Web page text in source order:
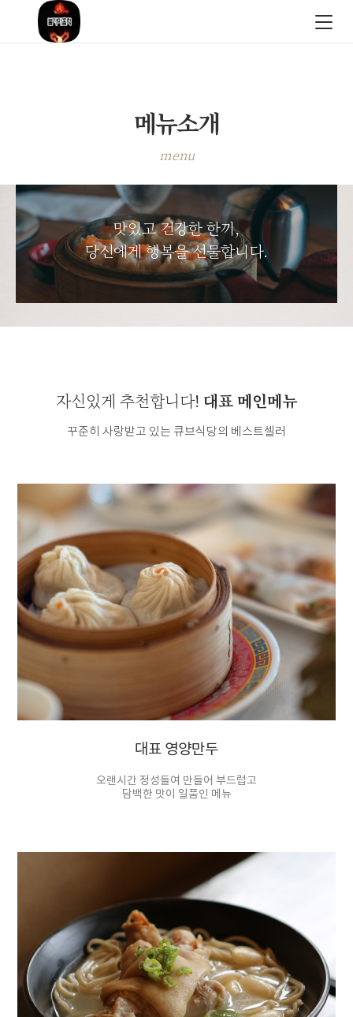
메뉴소개
menu
맛있고 건강한 한끼,
당신에게 행복을 선물합니다.
자신있게 추천합니다! 대표 메인메뉴
꾸준히 사랑받고 있는 큐브식당의 베스트셀러
대표 영양만두
오랜시간 정성들여 만들어 부드럽고
담백한 맛이 일품인 메뉴